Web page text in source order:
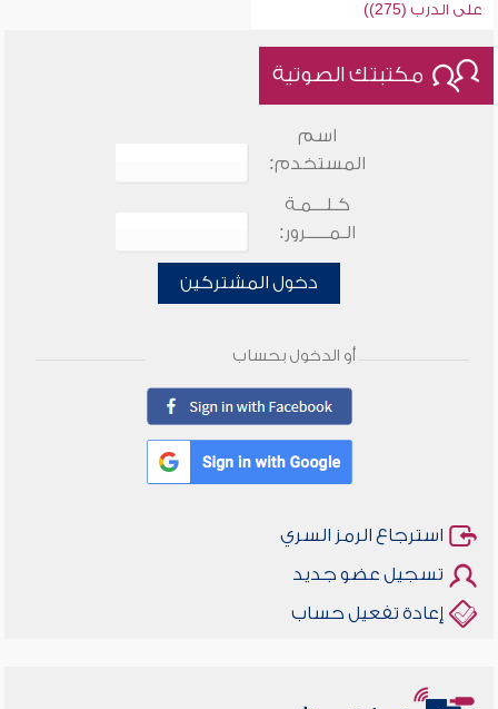
على الدرب (275))
مكتبتك الصوتية
اسم
المستخدم:
كـلـــمـة
الـمـــــرور:
دخول المشتركين
أو الدخول بحساب
استرجاع الرمز السري
تسجيل عضو جديد
إعادة تفعيل حساب